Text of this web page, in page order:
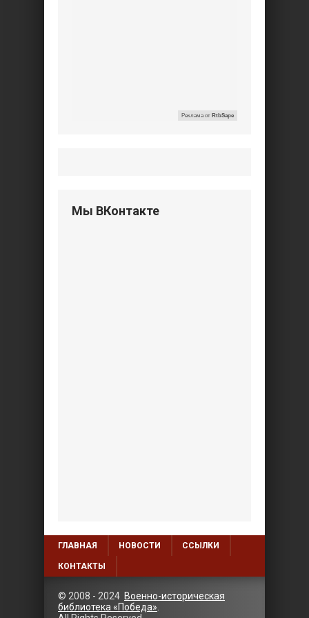
Реклама от RtbSape
Мы ВКонтакте
ГЛАВНАЯ НОВОСТИ ССЫЛКИ
КОНТАКТЫ
© 2008 - 2024 Военно-историческая
библиотека «Победа»